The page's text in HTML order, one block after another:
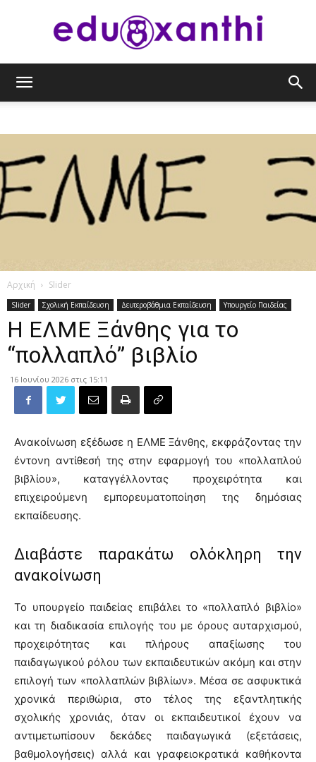
Αρχική Slider
Slider Σχολική Εκπαίδευση Δευτεροβάθμια Εκπαίδευση Υπουργείο Παιδείας
Η ΕΛΜΕ Ξάνθης για το
“πολλαπλό” βιβλίο
16 Ιουνίου 2026 στις 15:11
Ανακοίνωση εξέδωσε η ΕΛΜΕ Ξάνθης, εκφράζοντας την
έντονη αντίθεσή της στην εφαρμογή του «πολλαπλού
βιβλίου», καταγγέλλοντας προχειρότητα και
επιχειρούμενη εμπορευματοποίηση της δημόσιας
εκπαίδευσης.
Διαβάστε παρακάτω ολόκληρη την
ανακοίνωση
Το υπουργείο παιδείας επιβάλει το «πολλαπλό βιβλίο»
και τη διαδικασία επιλογής του με όρους αυταρχισμού,
προχειρότητας και πλήρους απαξίωσης του
παιδαγωγικού ρόλου των εκπαιδευτικών ακόμη και στην
επιλογή των «πολλαπλών βιβλίων». Μέσα σε ασφυκτικά
χρονικά περιθώρια, στο τέλος της εξαντλητικής
σχολικής χρονιάς, όταν οι εκπαιδευτικοί έχουν να
αντιμετωπίσουν δεκάδες παιδαγωγικά (εξετάσεις,
βαθμολογήσεις) αλλά και γραφειοκρατικά καθήκοντα